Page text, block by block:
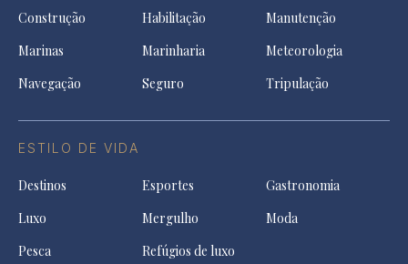
Construção Habilitação
Manutenção
Marinas
Marinharia
Meteorologia
Navegação
Seguro Tripulação
ESTILO DE VIDA
Destinos Esportes
Gastronomia
Luxo
Mergulho
Moda
Pesca
Refúgios de luxo